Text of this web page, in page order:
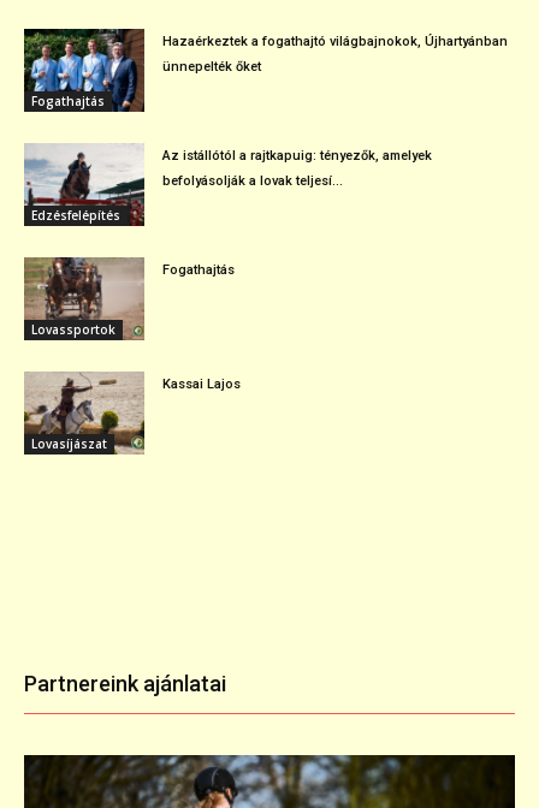
Fogathajtás
Hazaérkeztek a fogathajtó világbajnokok, Újhartyánban
ünnepelték őket
Edzésfelépítés
Az istállótól a rajtkapuig: tényezők, amelyek
befolyásolják a lovak teljesí...
Lovassportok
Fogathajtás
Lovasíjászat
Kassai Lajos
Partnereink ajánlatai